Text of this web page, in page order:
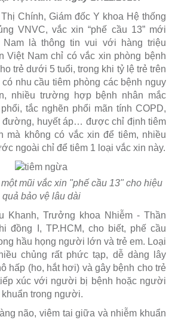
Chính, Giám đốc Y khoa Hệ thống
VNVC, vắc xin “phế cầu 13” mới
là thông tin vui với hàng triệu
Việt Nam chỉ có vắc xin phòng bệnh
trẻ dưới 5 tuổi, trong khi tỷ lệ trẻ trên
nhu cầu tiêm phòng các bệnh nguy
nhiều trường hợp bệnh nhân mắc
tắc nghẽn phổi mãn tính COPD,
đường, huyết áp… được chỉ định tiêm
mà không có vắc xin để tiêm, nhiều
ngoài chỉ để tiêm 1 loại vắc xin này.
mũi vắc xin "phế cầu 13" cho hiệu
quả bảo vệ lâu dài
Khanh, Trưởng khoa Nhiễm - Thần
đồng I, TP.HCM, cho biết, phế cầu
hầu họng người lớn và trẻ em. Loại
chủng rất phức tạp, dễ dàng lây
hấp (ho, hắt hơi) và gây bệnh cho trẻ
xúc với người bị bệnh hoặc người
khuẩn trong người.
não, viêm tai giữa và nhiễm khuẩn